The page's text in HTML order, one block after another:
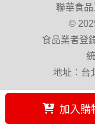
萬歲牌 堅果
卡廸那95℃薯
紅棗 能量
好結果 飯卷
聯華食
©
食品業者登
地址：台
加入購